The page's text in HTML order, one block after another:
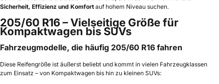
Sicherheit, Effizienz und Komfort auf hohem Niveau suchen.
205/60 R16 – Vielseitige Größe für
Kompaktwagen bis SUVs
Fahrzeugmodelle, die häufig 205/60 R16 fahren
Diese Reifengröße ist äußerst beliebt und kommt in vielen Fahrzeugklassen
zum Einsatz – von Kompaktwagen bis hin zu kleinen SUVs: